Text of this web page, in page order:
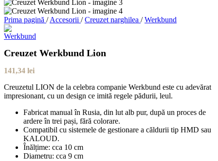
Prima pagină / Accesorii / Creuzet narghilea / Werkbund
Creuzet Werkbund Lion
141,34 lei
Creuzetul LION de la celebra companie Werkbund este cu adevărat
impresionant, cu un design ce imită regele pădurii, leul.
Fabricat manual în Rusia, din lut alb pur, după un proces de
ardere în trei pași, fără colorare.
Compatibil cu sistemele de gestionare a căldurii tip HMD sau
KALOUD.
Înălțime: cca 10 cm
Diametru: cca 9 cm